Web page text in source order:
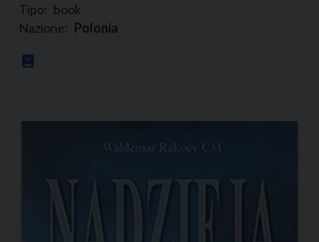
Tipo: book
Nazione: Polonia